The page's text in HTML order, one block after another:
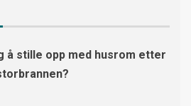
å stille opp med husrom etter